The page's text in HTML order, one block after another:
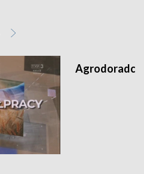
Agrodoradcy